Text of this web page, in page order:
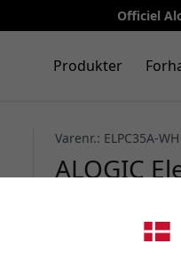
Officiel
Produkter
Varenr.: ELPC35A-WH
ALOGIC
med
10 cm